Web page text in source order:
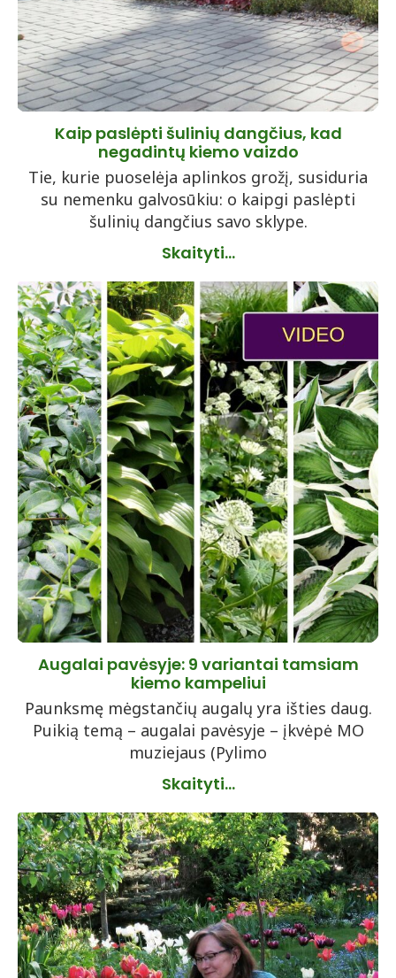
Kaip paslėpti šulinių dangčius, kad
negadintų kiemo vaizdo
Tie, kurie puoselėja aplinkos grožį, susiduria
su nemenku galvosūkiu: o kaipgi paslėpti
šulinių dangčius savo sklype.
Skaityti...
Augalai pavėsyje: 9 variantai tamsiam
kiemo kampeliui
Paunksmę mėgstančių augalų yra išties daug.
Puikią temą – augalai pavėsyje – įkvėpė MO
muziejaus (Pylimo
Skaityti...